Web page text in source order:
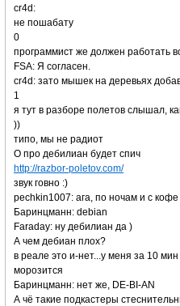
cr4d:
не пошабату
0
программист же должен работать
FSA: Я согласен.
cr4d: зато мышек на деревьях
1
я тут в разборе полетов слышал,
))
типо, мы не радиот
О про дебилиан будет спич
http://razbor-poletov.com/
звук говно :)
pechkin1007: ага, по ночам и с кофе
Баринцманн: debian
Faraday: ну дебилиан да )
А чем дебиан плох?
в реале это и-нет...у меня за 10
морозится
Баринцманн: нет же, DE-BI-AN
А чё такие подкастеры